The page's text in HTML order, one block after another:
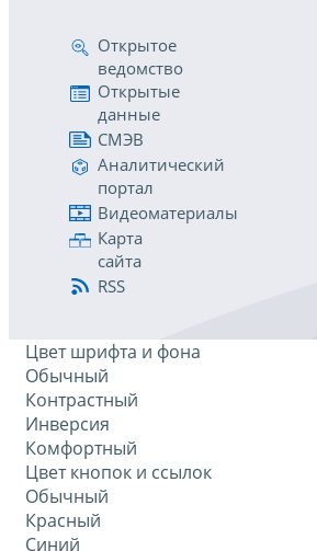
Открытое
ведомство
Открытые
данные
СМЭВ
Аналитический
портал
Видеоматериалы
Карта
сайта
RSS
Цвет шрифта и фона
Обычный
Контрастный
Инверсия
Комфортный
Цвет кнопок и ссылок
Обычный
Красный
Синий